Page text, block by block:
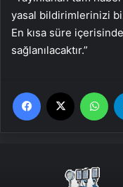
yasal bildirimlerinizi
En kısa süre
sağlanılacaktır.”
Facebook